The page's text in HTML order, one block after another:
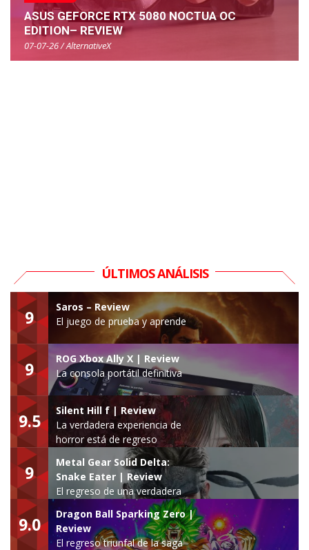
ASUS GEFORCE RTX 5080 NOCTUA OC
EDITION– REVIEW
07-07-26 / AlternativeX
ÚLTIMOS ANÁLISIS
9
Saros – Review
El juego de prueba y aprende
9
ROG Xbox Ally X | Review
La consola portátil definitiva
9.5
Silent Hill f | Review
La verdadera experiencia de
horror está de regreso
9
Metal Gear Solid Delta:
Snake Eater | Review
El regreso de una verdadera
leyenda
9.0
Dragon Ball Sparking Zero |
Review
El regreso triunfal de la saga